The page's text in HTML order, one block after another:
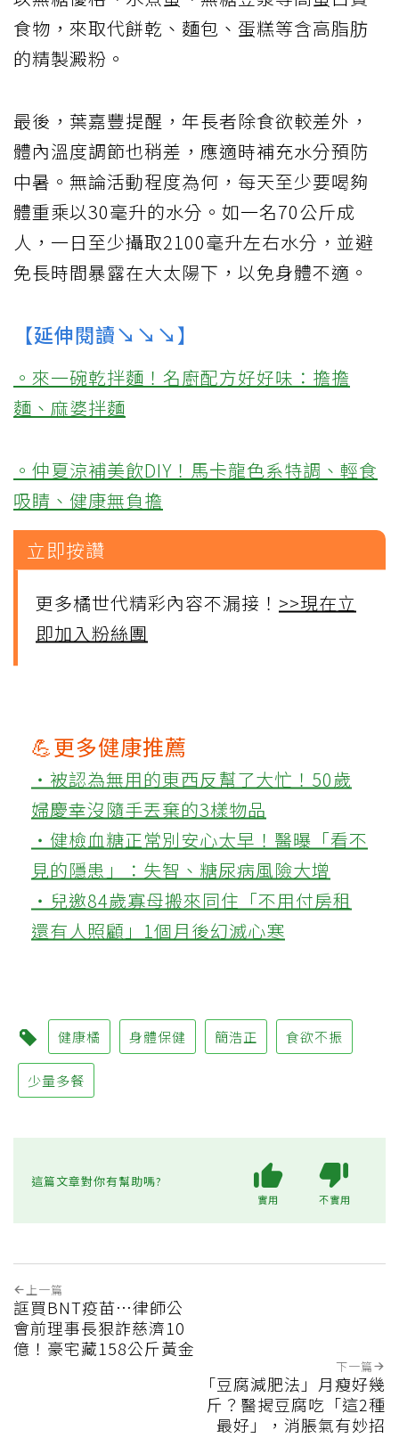
食物，來取代餅乾、麵包、蛋糕等含高脂肪
的精製澱粉。
最後，葉嘉豐提醒，年長者除食欲較差外，
體內溫度調節也稍差，應適時補充水分預防
中暑。無論活動程度為何，每天至少要喝夠
體重乘以30毫升的水分。如一名70公斤成
人，一日至少攝取2100毫升左右水分，並避
免長時間暴露在大太陽下，以免身體不適。
【延伸閱讀↘↘↘】
。來一碗乾拌麵！名廚配方好好味：擔擔
麵、麻婆拌麵
。仲夏涼補美飲DIY！馬卡龍色系特調、輕食
吸睛、健康無負擔
立即按讚
更多橘世代精彩內容不漏接！ >>現在立
即加入粉絲團
💪更多健康推薦
‧被認為無用的東西反幫了大忙！50歲
婦慶幸沒隨手丟棄的3樣物品
‧健檢血糖正常別安心太早！醫曝「看不
見的隱患」：失智、糖尿病風險大增
‧兒邀84歲寡母搬來同住「不用付房租
還有人照顧」1個月後幻滅心寒
健康橘 身體保健 簡浩正 食欲不振
少量多餐
這篇文章對你有幫助嗎?
實用 不實用
上一篇
誆買BNT疫苗…律師公
會前理事長狠詐慈濟10
億！豪宅藏158公斤黃金
下一篇
「豆腐減肥法」月瘦好幾
斤？醫揭豆腐吃「這2種
最好」，消脹氣有妙招